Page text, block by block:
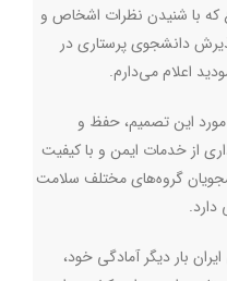
که با شنیدن نظرات اشخاص و
دانشجوی پرستاری در
اعلام می‌دارم.
مورد این تصمیم، حفظ و
از خدمات ایمن و با کیفیت
گروه‌های مختلف سلامت
بار دیگر آمادگی خود،